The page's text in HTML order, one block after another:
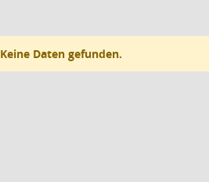
Keine Daten gefunden.